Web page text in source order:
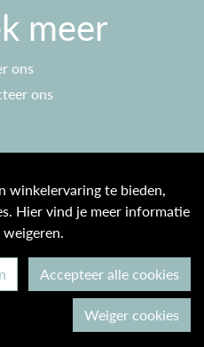
meer
ons
ons
beleid
winkelervaring te bieden,
Hier vind je meer informatie
Accepteer alle cookies
Weiger cookies